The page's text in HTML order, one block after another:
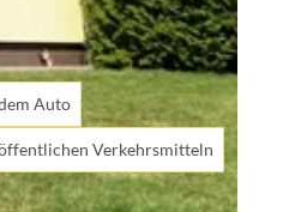
Auto
Verkehrsmitteln